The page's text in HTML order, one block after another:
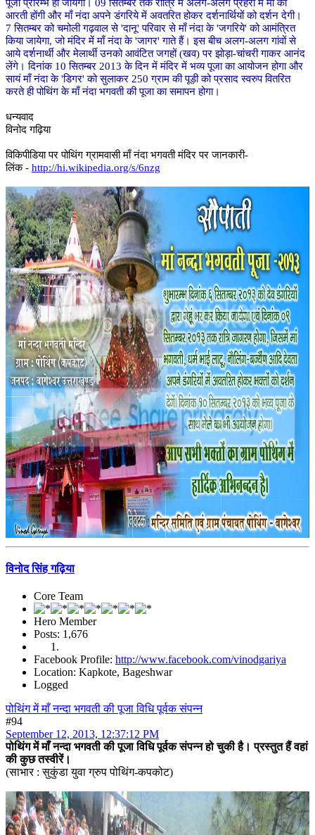
पूजा प्रारम्भ हो जायेगा। 09 सितम्बर तक रात्रि में अलग-अलग प्रहरों में माँ की
आरती होंगी और माँ नंदा अपने डंगरिये में अवतरित होकर दर्शनार्थियों को दर्शन देगी।
7 सितम्बर को चमोली गढ़वाल से 'दानू' परिवार से माँ नंदा के 'जगरिये' को आमंत्रित
किया जायेगा, जो मंदिर में माँ नंदा के 'जागर' गाते हैं। इस बीच अलग-अलग गांवों से
आये दर्शनार्थी और मेलार्थी उनको आवंटित जगहों (खव) पर झोड़ा-चांचरी गाकर आनंद
लेंगे। दिनांक 10 सितम्बर 2013 के दिन में मंदिर में भव्य पूजा का आयोजन होगा और
सायं माँ नंदा के 'डिगर' को सुलाकर 250 ग्राम की पूड़ी को प्रसाद स्वरुप वितरित
करते ही पोथिंग के माँ नंदा भगवती की पूजा का समापन होगा।
धन्यवाद
विनोद गढ़िया
विकिपीडिया पर पोथिंग ग्रामवासी माँ नंदा भगवती मंदिर पर जानकारी-
लिंक - http://hi.wikipedia.org/s/6nzg
विनोद सिंह गढ़िया
Core Team
Hero Member
Posts: 1,676
Facebook Profile: http://www.facebook.com/vinodgariya
Location: Kapkote, Bageshwar
Logged
पोथिंग में माँ नन्दा भगवती की पूजा विधि पूर्वक संपन्न
#94
September 12, 2013, 12:37:12 PM
पोथिंग में माँ नन्दा भगवती की पूजा विधि पूर्वक संपन्न हो चुकी है। प्रस्तुत हैं वहां
की कुछ तस्वीरें।
(साभार : सुकुंडा युवा ग्रुप पोथिंग-कपकोट)